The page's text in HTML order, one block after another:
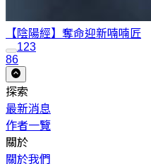
【陰陽經】奪命迎新喃喃匠
123
86
探索
最新消息
作者一覽
關於
關於我們